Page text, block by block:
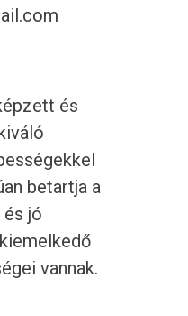
és
betartja a
és jó
vannak.